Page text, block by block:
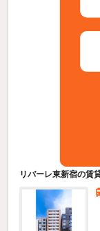
リバーレ東新宿の賃